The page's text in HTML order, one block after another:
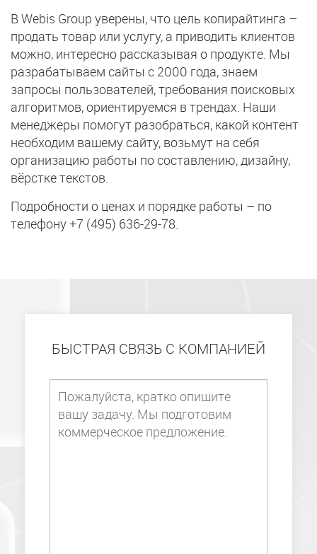
В Webis Group уверены, что цель копирайтинга –
продать товар или услугу, а приводить клиентов
можно, интересно рассказывая о продукте. Мы
разрабатываем сайты с 2000 года, знаем
запросы пользователей, требования поисковых
алгоритмов, ориентируемся в трендах. Наши
менеджеры помогут разобраться, какой контент
необходим вашему сайту, возьмут на себя
организацию работы по составлению, дизайну,
вёрстке текстов.
Подробности о ценах и порядке работы – по
телефону +7 (495) 636-29-78.
БЫСТРАЯ СВЯЗЬ С КОМПАНИЕЙ